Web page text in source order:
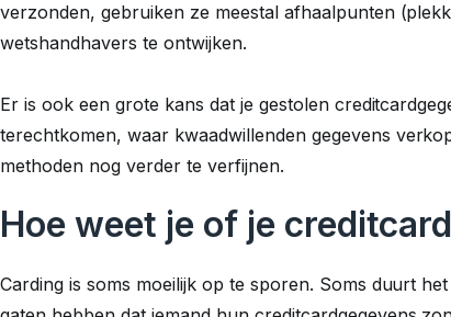
verzonden, gebruiken ze meestal afhaalpunten
wetshandhavers te ontwijken.
Er is ook een grote kans dat je gestolen
terechtkomen, waar kwaadwillenden gegevens
methoden nog verder te verfijnen.
Hoe weet je of je
Carding is soms moeilijk op te sporen. Soms duurt